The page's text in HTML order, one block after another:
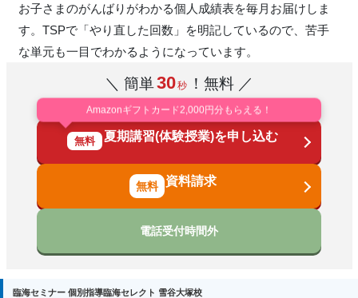
お子さまのがんばりがわかる個人成績表を毎月お届けしま
す。TSPで「やり直した回数」を明記しているので、苦手
な単元も一目でわかるようになっています。
＼ 簡単30秒 ！無料 ／
Amazonギフトカード2,000円分もらえる！
無料 夏期講習(体験授業)を申し込む
資料請求
電話受付時間外
臨海セミナー 個別指導臨海セレクト 雪谷大塚校